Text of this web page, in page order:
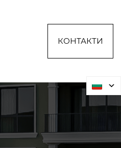
КОНТАКТИ